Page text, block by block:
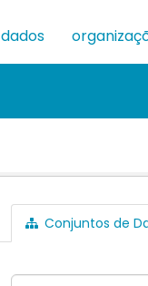
dados
Conjuntos de